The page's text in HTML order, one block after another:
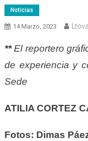
Noticias
14 Marzo, 2023
**El reportero
de experiencia y
Sede
ATILIA CORTEZ
Fotos: Dimas